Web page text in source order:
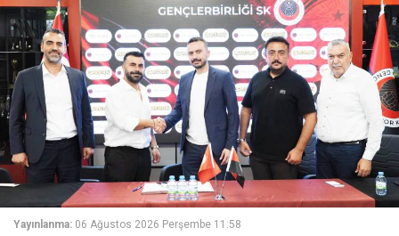
Yayınlanma: 06 Ağustos 2026 Perşembe 11:58